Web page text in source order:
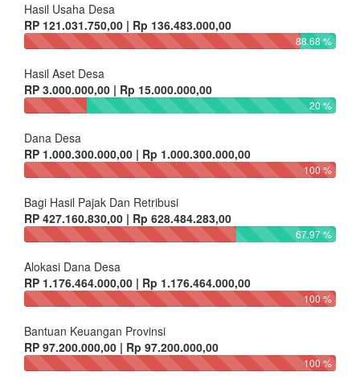
Hasil Usaha Desa
RP 121.031.750,00 | Rp 136.483.000,00
88.68 %
Hasil Aset Desa
RP 3.000.000,00 | Rp 15.000.000,00
20 %
Dana Desa
RP 1.000.300.000,00 | Rp 1.000.300.000,00
100 %
Bagi Hasil Pajak Dan Retribusi
RP 427.160.830,00 | Rp 628.484.283,00
67.97 %
Alokasi Dana Desa
RP 1.176.464.000,00 | Rp 1.176.464.000,00
100 %
Bantuan Keuangan Provinsi
RP 97.200.000,00 | Rp 97.200.000,00
100 %